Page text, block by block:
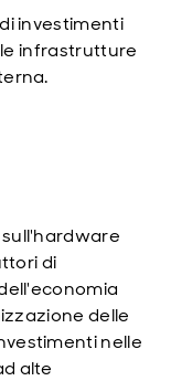
investimenti
infrastrutture
di
delle
nelle
alte